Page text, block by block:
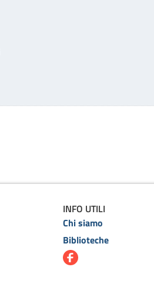
INFO UTILI
Chi siamo
Biblioteche